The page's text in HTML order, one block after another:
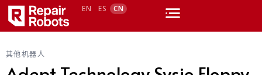
EN ES CN
其他机器人